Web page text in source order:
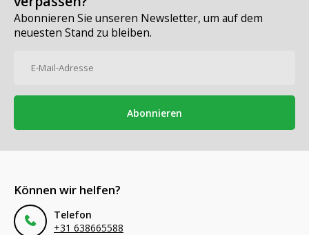
Abonnieren Sie unseren Newsletter, um auf dem
neuesten Stand zu bleiben.
Abonnieren
Können wir helfen?
Telefon
+31 638665588